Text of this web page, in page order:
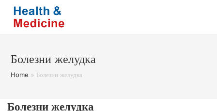
Перейти
содержимому
Болезни желудка
Home » Болезни желудка
Болезни желудка